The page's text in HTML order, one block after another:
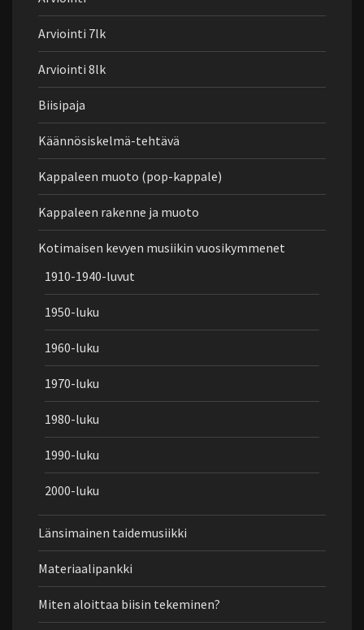
Arviointi 7lk
Arviointi 8lk
Biisipaja
Käännösiskelmä-tehtävä
Kappaleen muoto (pop-kappale)
Kappaleen rakenne ja muoto
Kotimaisen kevyen musiikin vuosikymmenet
1910-1940-luvut
1950-luku
1960-luku
1970-luku
1980-luku
1990-luku
2000-luku
Länsimainen taidemusiikki
Materiaalipankki
Miten aloittaa biisin tekeminen?